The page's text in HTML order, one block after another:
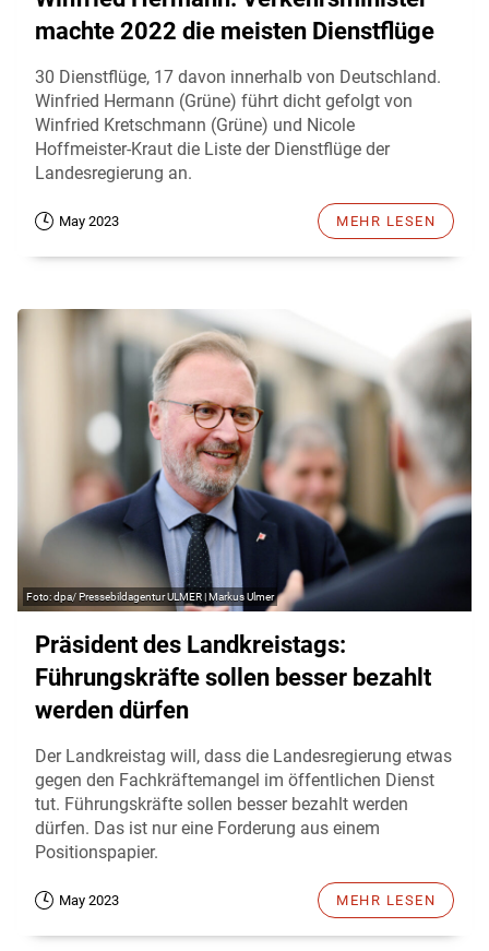
machte 2022 die meisten Dienstflüge
30 Dienstflüge, 17 davon innerhalb von Deutschland.
Winfried Hermann (Grüne) führt dicht gefolgt von
Winfried Kretschmann (Grüne) und Nicole
Hoffmeister-Kraut die Liste der Dienstflüge der
Landesregierung an.
May 2023 MEHR LESEN
dpa/ Pressebildagentur ULMER | Markus Ulmer
Präsident des Landkreistags:
Führungskräfte sollen besser bezahlt
werden dürfen
Der Landkreistag will, dass die Landesregierung etwas
gegen den Fachkräftemangel im öffentlichen Dienst
tut. Führungskräfte sollen besser bezahlt werden
dürfen. Das ist nur eine Forderung aus einem
Positionspapier.
May 2023 MEHR LESEN